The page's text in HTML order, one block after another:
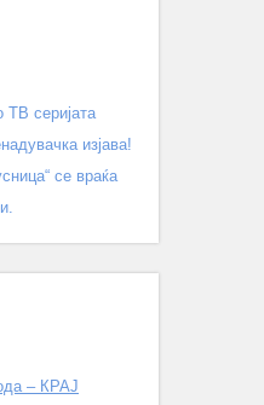
ТВ серијата
изјава!
се враќа
– КРАЈ